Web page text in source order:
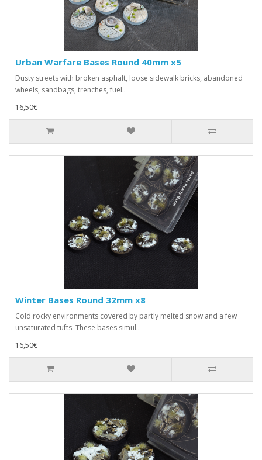
Urban Warfare Bases Round 40mm x5
Dusty streets with broken asphalt, loose sidewalk bricks, abandoned
wheels, sandbags, trenches, fuel..
16,50€
Winter Bases Round 32mm x8
Cold rocky environments covered by partly melted snow and a few
unsaturated tufts. These bases simul..
16,50€